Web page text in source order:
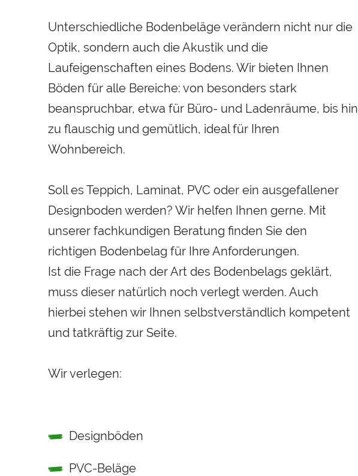
Unterschiedliche Bodenbeläge verändern nicht nur die
Optik, sondern auch die Akustik und die
Laufeigenschaften eines Bodens. Wir bieten Ihnen
Böden für alle Bereiche: von besonders stark
beanspruchbar, etwa für Büro- und Ladenräume, bis hin
zu flauschig und gemütlich, ideal für Ihren
Wohnbereich.
Soll es Teppich, Laminat, PVC oder ein ausgefallener
Designboden werden? Wir helfen Ihnen gerne. Mit
unserer fachkundigen Beratung finden Sie den
richtigen Bodenbelag für Ihre Anforderungen.
Ist die Frage nach der Art des Bodenbelags geklärt,
muss dieser natürlich noch verlegt werden. Auch
hierbei stehen wir Ihnen selbstverständlich kompetent
und tatkräftig zur Seite.
Wir verlegen:
Designböden
PVC-Beläge